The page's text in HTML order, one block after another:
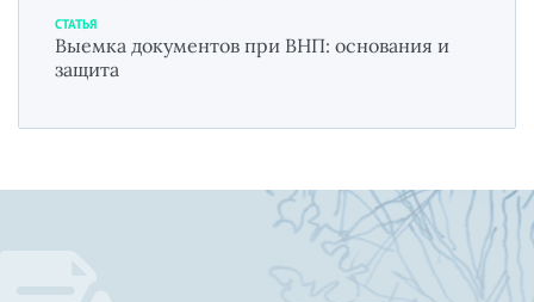
СТАТЬЯ
Выемка документов при ВНП: основания и
защита